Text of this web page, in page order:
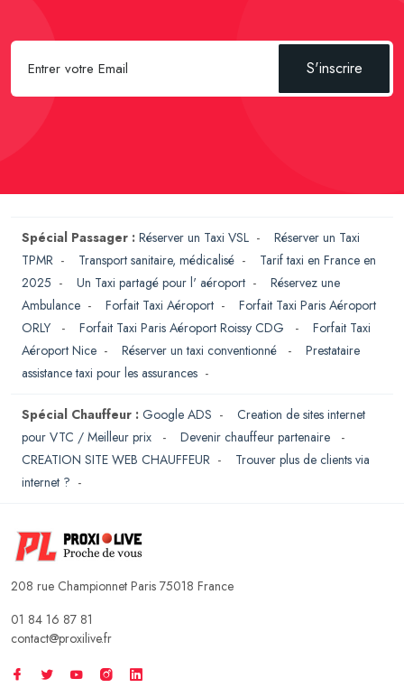
S'inscrire
Spécial Passager : Réserver un Taxi VSL - Réserver un Taxi
TPMR - Transport sanitaire, médicalisé - Tarif taxi en France en
2025 - Un Taxi partagé pour l' aéroport - Réservez une
Ambulance - Forfait Taxi Aéroport - Forfait Taxi Paris Aéroport
ORLY
- Forfait Taxi Paris Aéroport Roissy CDG - Forfait Taxi
Aéroport Nice - Réserver un taxi conventionné - Prestataire
assistance taxi pour les assurances -
Spécial Chauffeur : Google ADS - Creation de sites internet
pour VTC / Meilleur prix
- Devenir chauffeur partenaire
-
CREATION SITE WEB CHAUFFEUR - Trouver plus de clients via
internet ? -
208 rue Championnet Paris 75018 France
01 84 16 87 81
contact@proxilive.fr